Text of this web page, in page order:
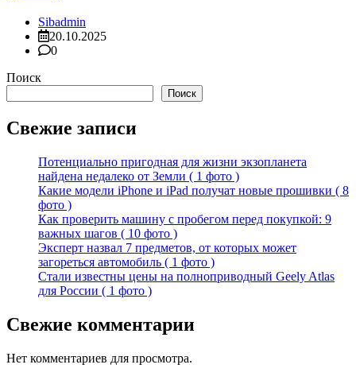
Sibadmin
20.10.2025
0
Поиск
Поиск
Свежие записи
Потенциально пригодная для жизни экзопланета
найдена недалеко от Земли ( 1 фото )
Какие модели iPhone и iPad получат новые прошивки ( 8
фото )
Как проверить машину с пробегом перед покупкой: 9
важных шагов ( 10 фото )
Эксперт назвал 7 предметов, от которых может
загореться автомобиль ( 1 фото )
Стали известны цены на полноприводный Geely Atlas
для России ( 1 фото )
Свежие комментарии
Нет комментариев для просмотра.